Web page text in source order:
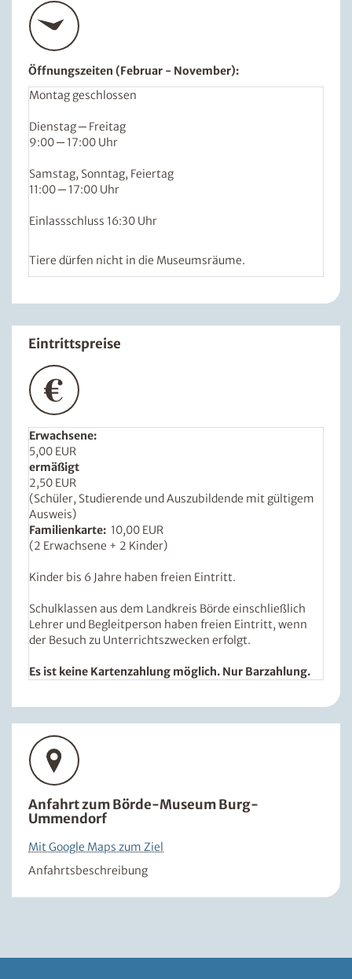
Öffnungszeiten (Februar - November):
Montag geschlossen
Dienstag ─ Freitag
9:00 ─ 17:00 Uhr
Samstag, Sonntag, Feiertag
11:00 ─ 17:00 Uhr
Einlassschluss 16:30 Uhr
Tiere dürfen nicht in die Museumsräume.
Eintrittspreise
Erwachsene:
5,00 EUR
ermäßigt
2,50 EUR
(Schüler, Studierende und Auszubildende mit gültigem
Ausweis)
Familienkarte: 10,00 EUR
(2 Erwachsene + 2 Kinder)
Kinder bis 6 Jahre haben freien Eintritt.
Schulklassen aus dem Landkreis Börde einschließlich
Lehrer und Begleitperson haben freien Eintritt, wenn
der Besuch zu Unterrichtszwecken erfolgt.
Es ist keine Kartenzahlung möglich. Nur Barzahlung.
Anfahrt zum Börde-Museum Burg-
Ummendorf
Mit Google Maps zum Ziel
Anfahrtsbeschreibung